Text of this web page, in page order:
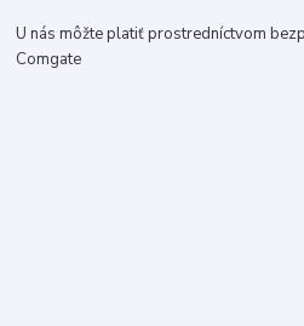
U nás môžte platiť prostredníctvom
Comgate